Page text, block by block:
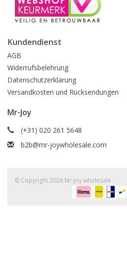
Kundendienst
AGB
Widerrufsbelehrung
Datenschutzerklärung
Versandkosten und Rücksendungen
Mr-Joy
(+31) 020 261 5648
b2b@mr-joywholesale.com
© Copyright 2026 Mr-Joy wholesale